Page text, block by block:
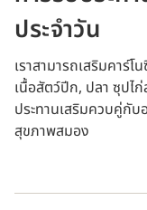
ประจำวัน
เราสามารถเสริมคาร์โ
เนื้อสัตว์ปีก, ปลา ซุปไ
ประทานเสริมควบคู่กับ
สุขภาพสมอง